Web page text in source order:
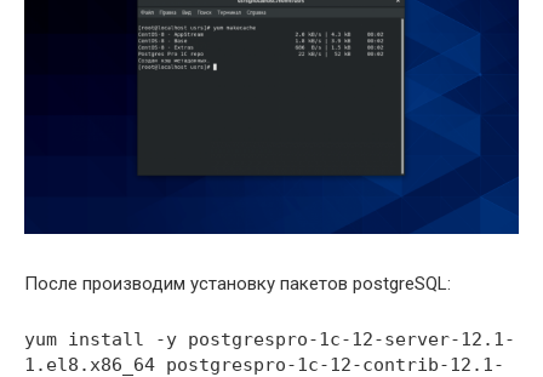
После производим установку пакетов postgreSQL:
yum install -y postgrespro-1c-12-server-12.1-
1.el8.x86_64 postgrespro-1c-12-contrib-12.1-